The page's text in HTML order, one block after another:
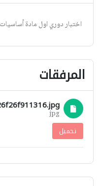
اختبار دوري اول مادة أساسيات
المرفقات
jpg
تحميل